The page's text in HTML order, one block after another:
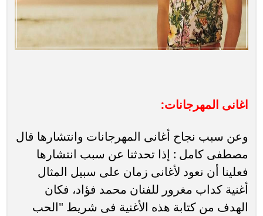
اغانى المهرجانات:
وعن سبب نجاح أغانى المهرجانات وانتشارها قال
مصطفى كامل : إذا تحدثنا عن سبب انتشارها
فعلينا أن نعود لأغانى زمان على سبيل المثال
أغنية كداب مغرور للفنان محمد فؤاد، فكان
الهدف من كتابة هذه الأغنية فى شريط "الحب